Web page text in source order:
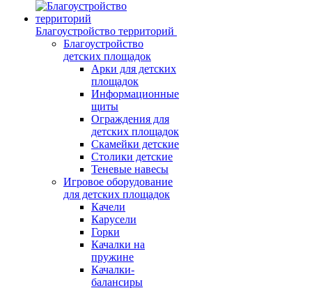
Благоустройство территорий
Благоустройство
детских площадок
Арки для детских
площадок
Информационные
щиты
Ограждения для
детских площадок
Скамейки детские
Столики детские
Теневые навесы
Игровое оборудование
для детских площадок
Качели
Карусели
Горки
Качалки на
пружине
Качалки-
балансиры